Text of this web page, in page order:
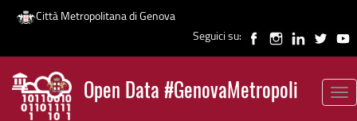
Salta
contenuto
principale
Città Metropolitana di Genova
Seguici su:
Open Data #GenovaMetropoli
News